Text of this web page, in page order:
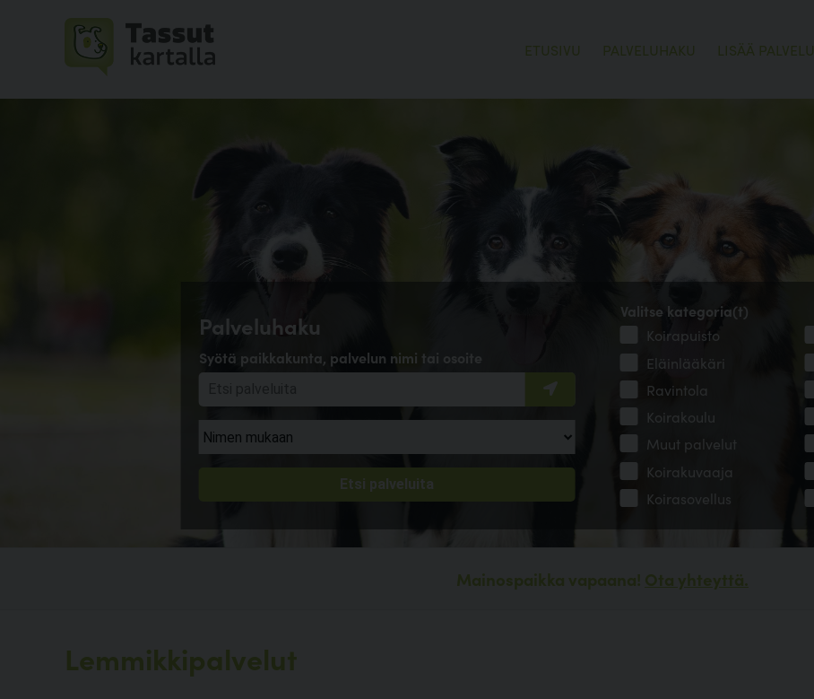
ETUSIVU PALVELUHAKU LISÄÄ PALVELU
Palveluhaku
Syötä paikkakunta, palvelun nimi tai osoite
Valitse kategoria(t)
Koirapuisto
Eläinlääkäri
Ravintola
Koirakoulu
Muut palvelut
Koirakuvaaja
Koirasovellus
Mainospaikka vapaana! Ota yhteyttä.
Lemmikkipalvelut